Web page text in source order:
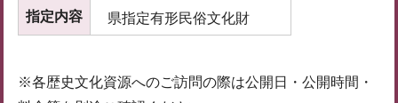
指定内容 県指定有形民俗文化財
※各歴史文化資源へのご訪問の際は公開日・公開時間・